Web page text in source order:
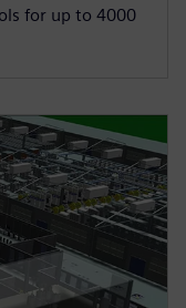
for up to 4000